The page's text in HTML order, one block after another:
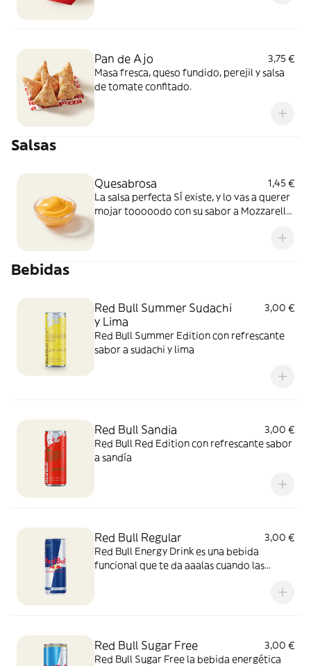
Pan de Ajo
3,75 €
Masa fresca, queso fundido, perejil y salsa
de tomate confitado.
Salsas
Quesabrosa
1,45 €
La salsa perfecta SÍ existe, y lo vas a querer
mojar tooooodo con su sabor a Mozzarella
Bebidas
Red Bull Summer Sudachi
y Lima
3,00 €
Red Bull Summer Edition con refrescante
sabor a sudachi y lima
Red Bull Sandia
3,00 €
Red Bull Red Edition con refrescante sabor
a sandía
Red Bull Regular
3,00 €
Red Bull Energy Drink es una bebida
funcional que te da aaalas cuando las
Red Bull Sugar Free
3,00 €
Red Bull Sugar Free la bebida energética